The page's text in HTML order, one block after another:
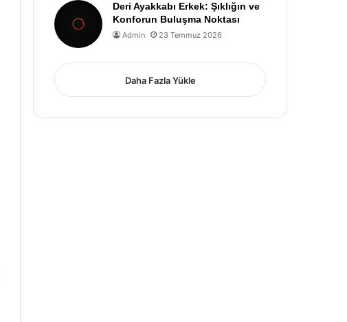
Deri Ayakkabı Erkek: Şıklığın ve
Konforun Buluşma Noktası
Admin 23 Temmuz 2026
Daha Fazla Yükle